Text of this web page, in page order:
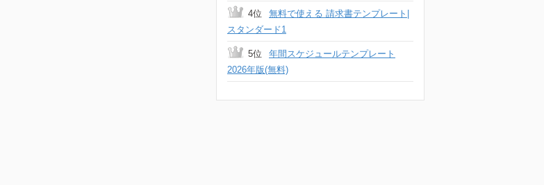
4位
無料で使える 請求書テンプレート|
スタンダード1
5位
年間スケジュールテンプレート
2026年版(無料)